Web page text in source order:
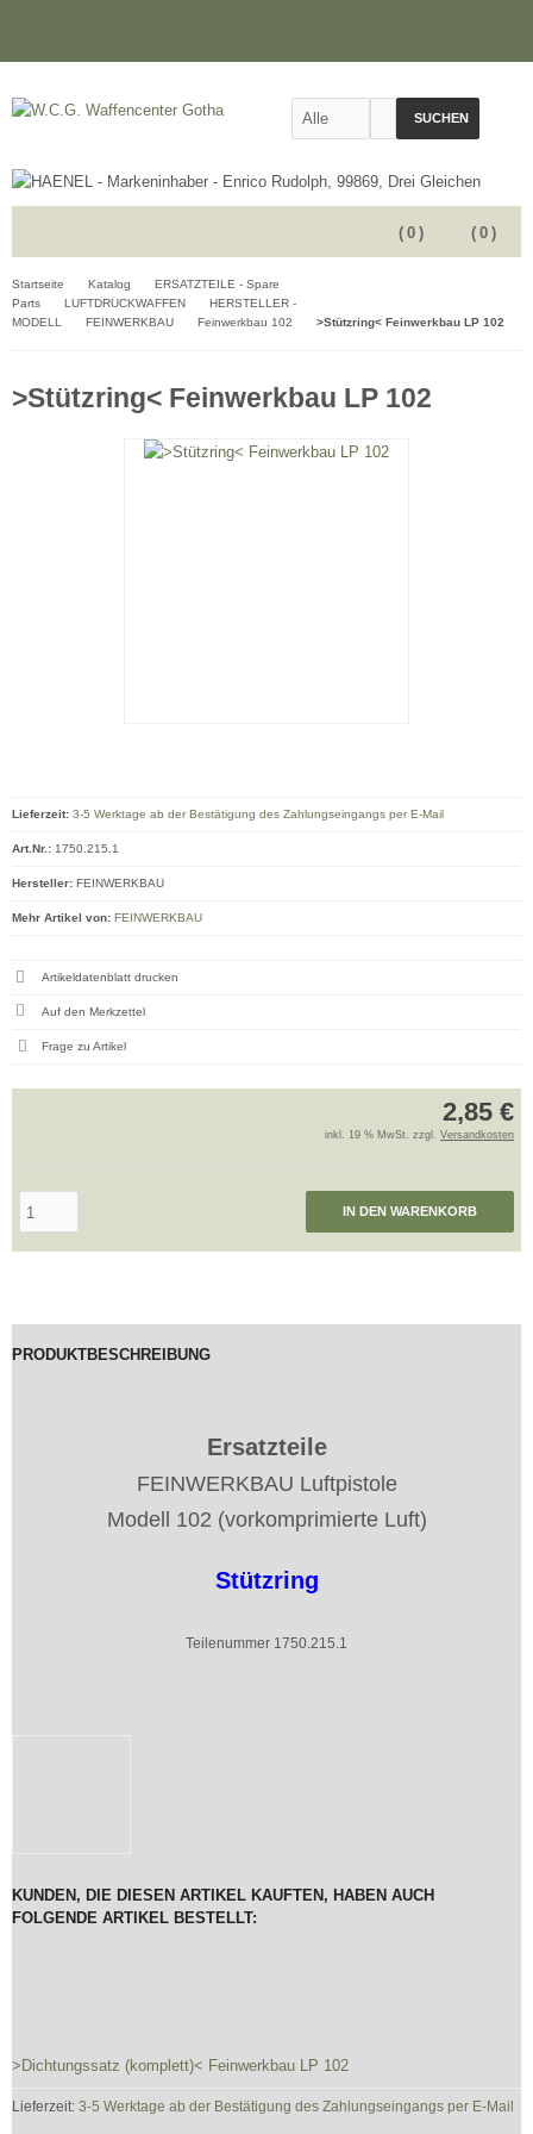
SUCHEN
( 0 )
( 0 )
Startseite Katalog
ERSATZTEILE - Spare
Parts
LUFTDRUCKWAFFEN
HERSTELLER -
MODELL
FEINWERKBAU Feinwerkbau 102 >Stützring< Feinwerkbau LP 102
>Stützring< Feinwerkbau LP 102
2,85 €
inkl. 19 % MwSt. zzgl. Versandkosten
IN DEN WARENKORB
Lieferzeit: 3-5 Werktage ab der Bestätigung des Zahlungseingangs per E-Mail
Art.Nr.: 1750.215.1
Hersteller: FEINWERKBAU
Mehr Artikel von: FEINWERKBAU
Artikeldatenblatt drucken
Frage zu Artikel
PRODUKTBESCHREIBUNG
Ersatzteile
FEINWERKBAU Luftpistole
Modell 102 (vorkomprimierte Luft)
Stützring
Teilenummer 1750.215.1
KUNDEN, DIE DIESEN ARTIKEL KAUFTEN, HABEN AUCH
FOLGENDE ARTIKEL BESTELLT:
>Dichtungssatz (komplett)< Feinwerkbau LP 102
Lieferzeit: 3-5 Werktage ab der Bestätigung des Zahlungseingangs per E-Mail